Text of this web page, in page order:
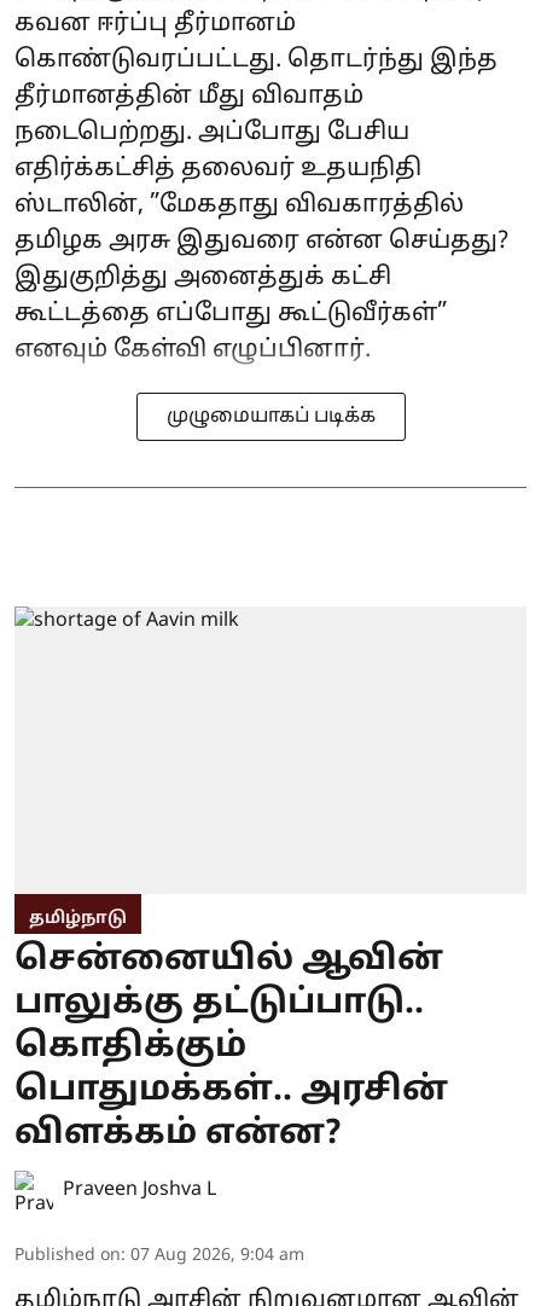
கவன ஈர்ப்பு தீர்மானம்
கொண்டுவரப்பட்டது. தொடர்ந்து இந்த
தீர்மானத்தின் மீது விவாதம்
நடைபெற்றது. அப்போது பேசிய
எதிர்க்கட்சித் தலைவர் உதயநிதி
ஸ்டாலின், ”மேகதாது விவகாரத்தில்
தமிழக அரசு இதுவரை என்ன செய்தது?
இதுகுறித்து அனைத்துக் கட்சி
கூட்டத்தை எப்போது கூட்டுவீர்கள்”
எனவும் கேள்வி எழுப்பினார்.
முழுமையாகப் படிக்க
தமிழ்நாடு
சென்னையில் ஆவின்
பாலுக்கு தட்டுப்பாடு..
கொதிக்கும்
பொதுமக்கள்.. அரசின்
விளக்கம் என்ன?
Praveen Joshva L
Published on: 07 Aug 2026, 9:04 am